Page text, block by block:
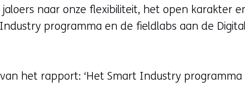
naar onze flexibiliteit, het open karakter
programma en de fieldlabs aan de
het rapport: ‘Het Smart Industry